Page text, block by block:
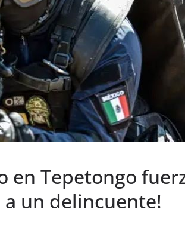
en Tepetongo
un delincuente!